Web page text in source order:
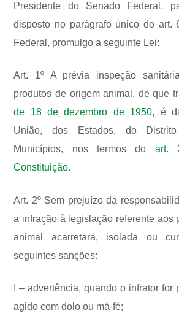
Presidente do Senado Federal,
disposto no parágrafo único do art.
Federal, promulgo a seguinte Lei:
Art. 1º A prévia inspeção
produtos de origem animal, de que
de 18 de dezembro de 1950, é
União, dos Estados, do
Municípios, nos termos do art.
Constituição.
Art. 2º Sem prejuízo da
a infração à legislação referente aos
animal acarretará, isolada ou
seguintes sanções:
I – advertência, quando o infrator for
agido com dolo ou má-fé;